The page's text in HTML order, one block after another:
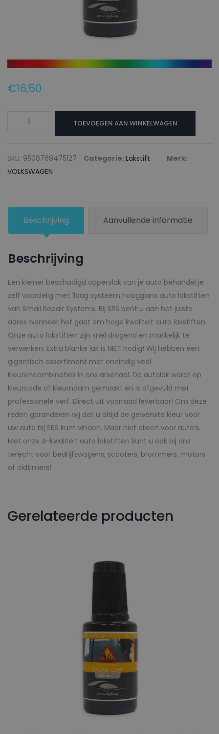
€16,50
VOLKSWAGEN
ASCOT
GREEN
aantal
TOEVOEGEN AAN WINKELWAGEN
SKU: 9508769475127 Categorie: Lakstift
Merk:
VOLKSWAGEN
Beschrijving Aanvullende informatie
Beschrijving
Een kleiner beschadigd oppervlak van je auto behandel je
zelf voordelig met 1laag systeem hoogglans auto lakstiften
van Small Repair Systems. Bij SRS bent u aan het juiste
adres wanneer het gaat om hoge kwaliteit auto lakstiften.
Onze auto lakstiften zijn snel drogend en makkelijk te
verwerken. Extra blanke lak is NIET nodig! Wij hebben een
gigantisch assortiment met oneindig veel
kleurencombinaties in ons arsenaal. De autolak wordt op
kleurcode of kleurnaam gemaakt en is afgevuld met
professionele verf. Direct uit voorraad leverbaar! Om deze
reden garanderen wij dat u altijd de gewenste kleur voor
uw auto bij SRS kunt vinden. Maar niet alleen voor auto’s..
Met onze A-kwaliteit auto lakstiften kunt u ook bij ons
terecht voor bedrijfswagens, scooters, brommers, motors
of oldtimers!
Gerelateerde producten